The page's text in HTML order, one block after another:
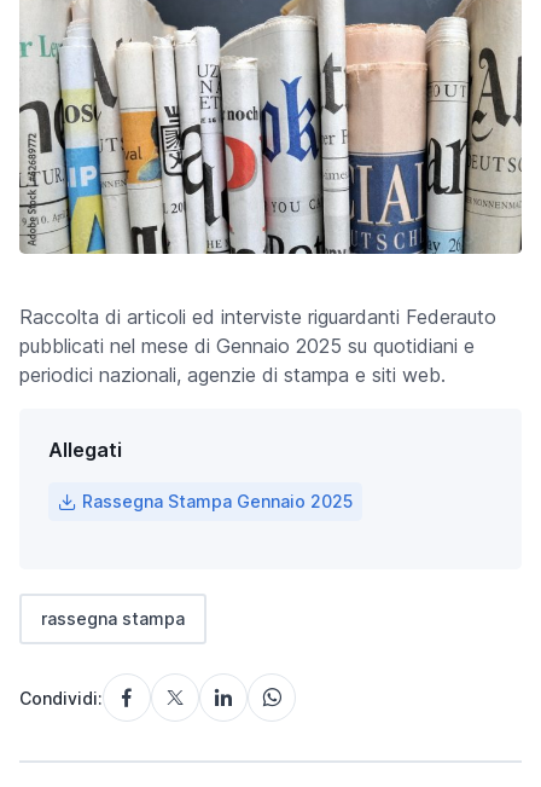
Raccolta di articoli ed interviste riguardanti Federauto
pubblicati nel mese di Gennaio 2025 su quotidiani e
periodici nazionali, agenzie di stampa e siti web.
Allegati
Rassegna Stampa Gennaio 2025
rassegna stampa
Condividi: